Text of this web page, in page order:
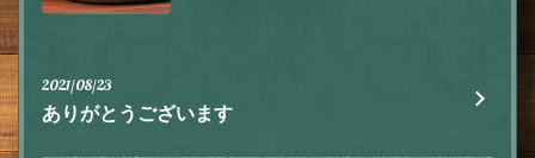
2021/08/23
ありがとうございます